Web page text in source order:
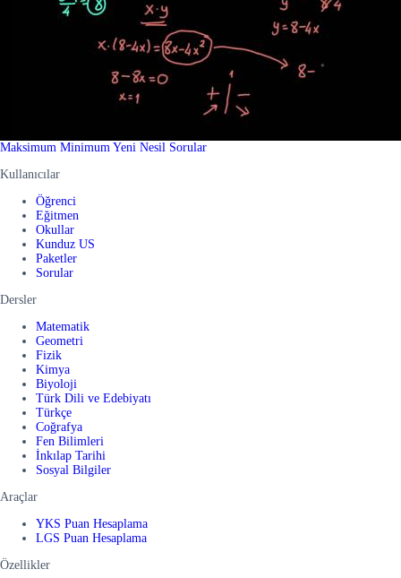
Maksimum Minimum Yeni Nesil Sorular
Kullanıcılar
Öğrenci
Eğitmen
Okullar
Kunduz US
Paketler
Sorular
Dersler
Matematik
Geometri
Fizik
Kimya
Biyoloji
Türk Dili ve Edebiyatı
Türkçe
Coğrafya
Fen Bilimleri
İnkılap Tarihi
Sosyal Bilgiler
Araçlar
YKS Puan Hesaplama
LGS Puan Hesaplama
Özellikler